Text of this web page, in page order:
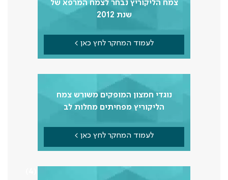
צמח הליקוריץ נבחר לצמח המרפא של
לעמוד המחקר לחץ כאן >
נוגדי חמצון המופקים משורש צמח
הליקוריץ מפחיתים מחלות לב
לעמוד המחקר לחץ כאן >